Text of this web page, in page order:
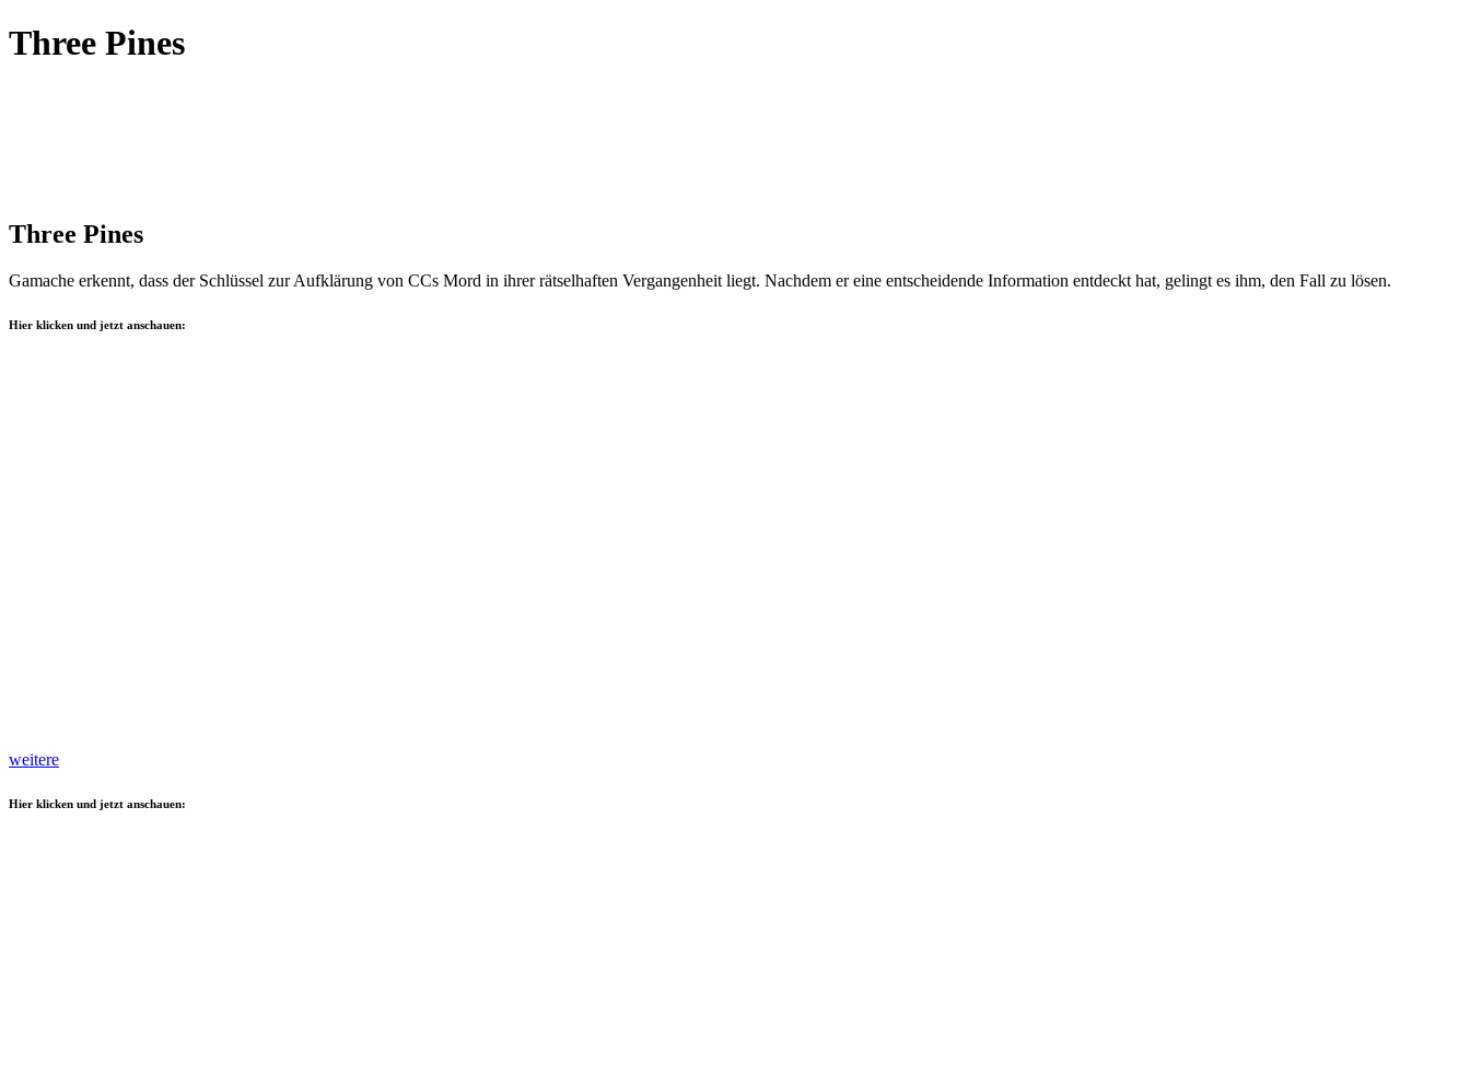
Three Pines
Three Pines
Gamache erkennt, dass der Schlüssel zur Aufklärung von CCs Mord in ihrer rätselhaften Vergangenheit liegt. Nachdem er eine entscheidende Information entdeckt hat, gelingt es ihm, den Fall zu lösen.
Hier klicken und jetzt anschauen:
weitere
Hier klicken und jetzt anschauen: